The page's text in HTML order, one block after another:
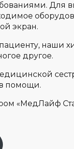
Для
экран.
наши
другое.
помощи.
«МедЛайф